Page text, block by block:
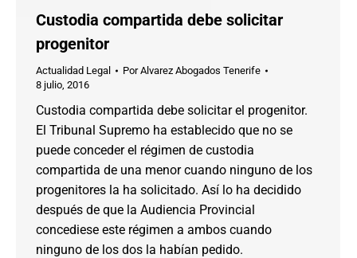
Custodia compartida debe solicitar
progenitor
Actualidad Legal PorAlvarez Abogados Tenerife
8 julio, 2016
Custodia compartida debe solicitar el progenitor.
El Tribunal Supremo ha establecido que no se
puede conceder el régimen de custodia
compartida de una menor cuando ninguno de los
progenitores la ha solicitado. Así lo ha decidido
después de que la Audiencia Provincial
concediese este régimen a ambos cuando
ninguno de los dos la habían pedido.